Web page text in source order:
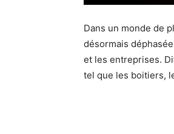
Dans un monde de
désormais
et les entreprises.
tel que les boitiers,